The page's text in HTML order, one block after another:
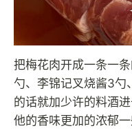
把梅花肉开成一条一
勺、李锦记叉烧酱3勺
的话就加少许的料酒
他的香味更加的浓郁